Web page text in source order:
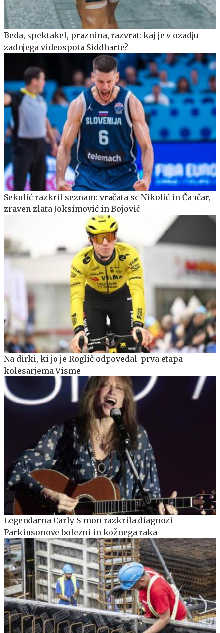
Beda, spektakel, praznina, razvrat: kaj je v ozadju
zadnjega videospota Siddharte?
Sekulić razkril seznam: vračata se Nikolić in Čančar,
zraven zlata Joksimović in Bojović
Na dirki, ki jo je Roglič odpovedal, prva etapa
kolesarjema Visme
Legendarna Carly Simon razkrila diagnozi
Parkinsonove bolezni in kožnega raka